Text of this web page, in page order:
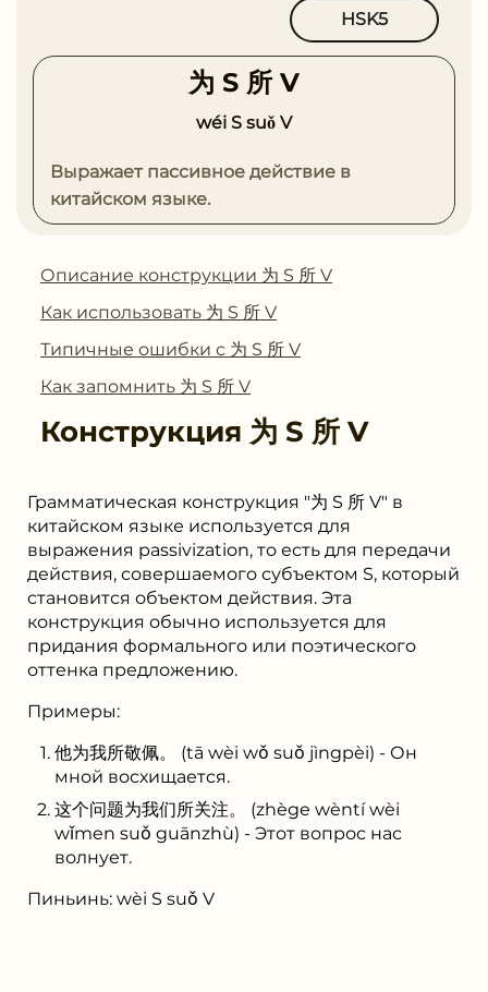
HSK5
为 S 所 V
wéi S suǒ V
Выражает пассивное действие в
китайском языке.
Описание конструкции 为 S 所 V
Как использовать 为 S 所 V
Типичные ошибки с 为 S 所 V
Как запомнить 为 S 所 V
Конструкция 为 S 所 V
Грамматическая конструкция "为 S 所 V" в
китайском языке используется для
выражения passivization, то есть для передачи
действия, совершаемого субъектом S, который
становится объектом действия. Эта
конструкция обычно используется для
придания формального или поэтического
оттенка предложению.
Примеры:
他为我所敬佩。 (tā wèi wǒ suǒ jìngpèi) - Он
мной восхищается.
这个问题为我们所关注。 (zhège wèntí wèi
wǐmen suǒ guānzhù) - Этот вопрос нас
волнует.
Пиньинь: wèi S suǒ V